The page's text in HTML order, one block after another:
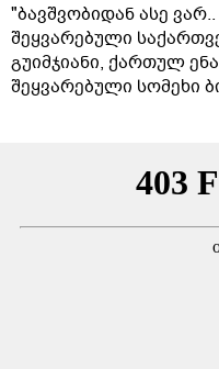
"ბავშვობიდან ასე
შეყვარებული
გუიმჯიანი, ქართულ
შეყვარებული სომეხი